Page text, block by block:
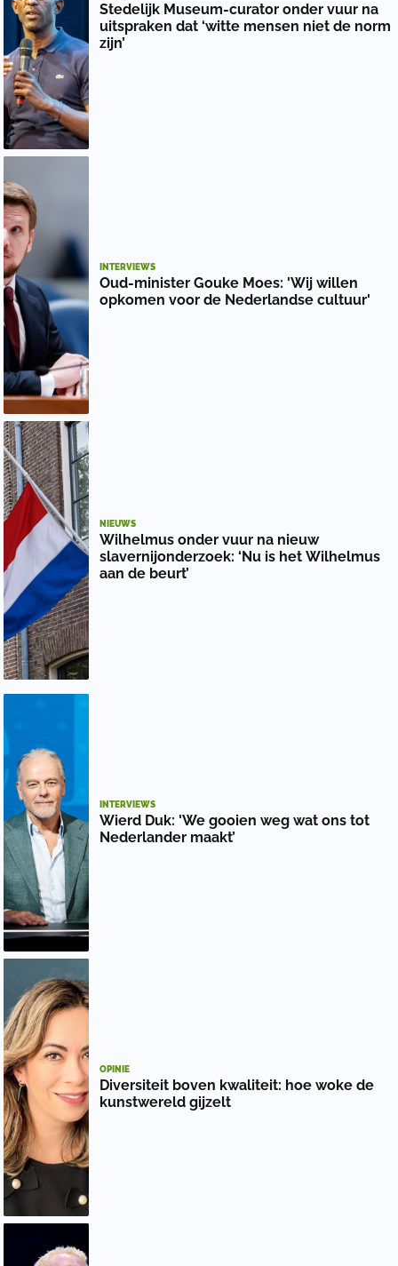
Stedelijk Museum-curator onder vuur na
uitspraken dat ‘witte mensen niet de norm
zijn’
INTERVIEWS
Oud-minister Gouke Moes: 'Wij willen
opkomen voor de Nederlandse cultuur'
NIEUWS
Wilhelmus onder vuur na nieuw
slavernijonderzoek: ‘Nu is het Wilhelmus
aan de beurt’
INTERVIEWS
Wierd Duk: 'We gooien weg wat ons tot
Nederlander maakt’
OPINIE
Diversiteit boven kwaliteit: hoe woke de
kunstwereld gijzelt